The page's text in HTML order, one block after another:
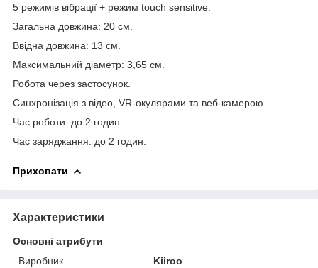
5 режимів вібрації + режим touch sensitive.
Загальна довжина: 20 см.
Ввідна довжина: 13 см.
Максимальний діаметр: 3,65 см.
Робота через застосунок.
Синхронізація з відео, VR-окулярами та веб-камерою.
Час роботи: до 2 годин.
Час заряджання: до 2 годин.
Приховати
Характеристики
Основні атрибути
Виробник
Kiiroo